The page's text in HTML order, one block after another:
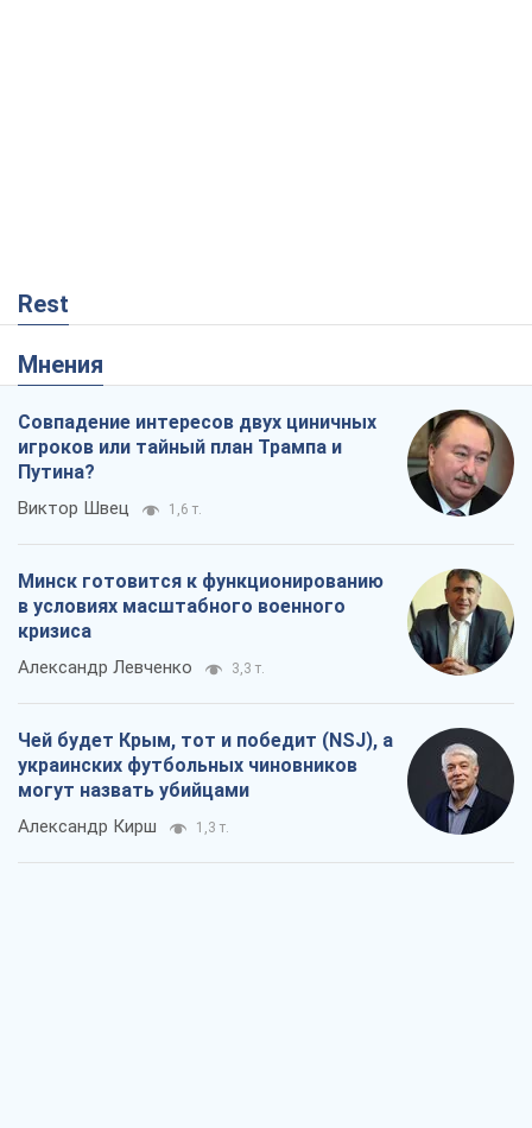
Rest
Мнения
Совпадение интересов двух циничных
игроков или тайный план Трампа и
Путина?
Виктор Швец 1,6 т.
Минск готовится к функционированию
в условиях масштабного военного
кризиса
Александр Левченко 3,3 т.
Чей будет Крым, тот и победит (NSJ), а
украинских футбольных чиновников
могут назвать убийцами
Александр Кирш 1,3 т.